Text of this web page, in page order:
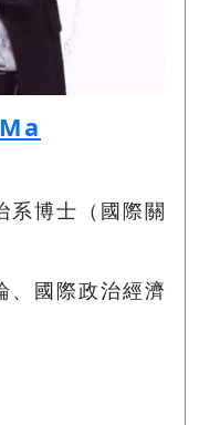
系博士（國際關
、國際政治經濟